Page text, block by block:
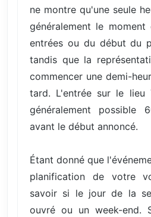
ne montre qu'une seule
généralement le
entrées ou du début du
tandis que la
commencer une demi-
tard. L'entrée sur le lieu
généralement possible
avant le début annoncé.
Étant donné que
planification de votre
savoir si le jour de la
ouvré ou un week-end.